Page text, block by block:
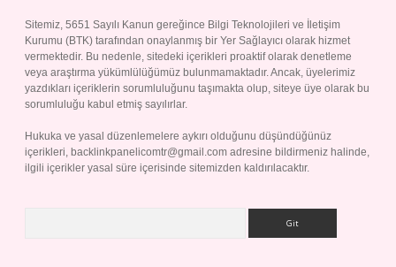
Sitemiz, 5651 Sayılı Kanun gereğince Bilgi Teknolojileri ve İletişim
Kurumu (BTK) tarafından onaylanmış bir Yer Sağlayıcı olarak hizmet
vermektedir. Bu nedenle, sitedeki içerikleri proaktif olarak denetleme
veya araştırma yükümlülüğümüz bulunmamaktadır. Ancak, üyelerimiz
yazdıkları içeriklerin sorumluluğunu taşımakta olup, siteye üye olarak bu
sorumluluğu kabul etmiş sayılırlar.
Hukuka ve yasal düzenlemelere aykırı olduğunu düşündüğünüz
içerikleri, backlinkpanelicomtr@gmail.com adresine bildirmeniz halinde,
ilgili içerikler yasal süre içerisinde sitemizden kaldırılacaktır.